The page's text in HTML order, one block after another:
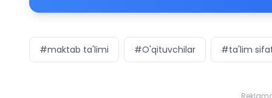
#maktab ta'limi #O'qituvchilar #ta'lim